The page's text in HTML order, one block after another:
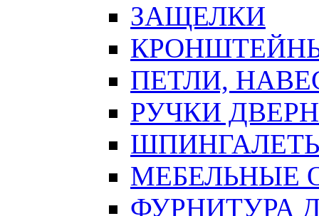
ЗАЩЕЛКИ
ПЕТЛИ,
РУЧКИ
МЕБЕЛЬНЫЕ
ФУРНИТУРА